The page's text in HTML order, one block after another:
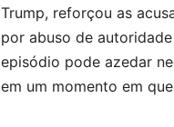
Trump, reforçou as
por abuso de
episódio pode azedar
em um momento em